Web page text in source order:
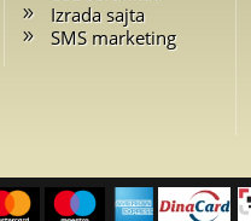
Izrada sajta
SMS marketing